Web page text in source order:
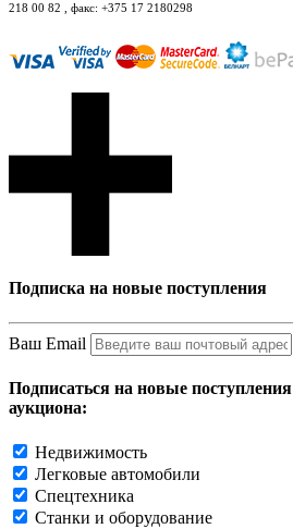
218 00 82 , факс: +375 17 2180298
Подписка на новые поступления
Ваш Email
Подписаться на новые
аукциона:
Недвижимость
Легковые автомобили
Спецтехника
Станки и оборудование